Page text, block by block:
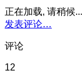
正在加载, 请稍候...
发表评论…
评论
12